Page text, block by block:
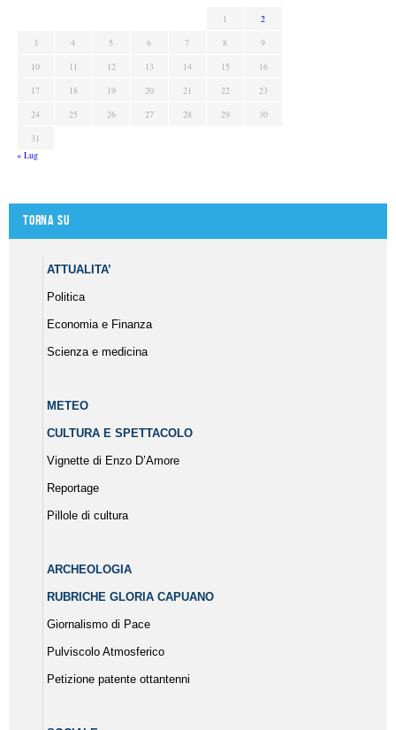
1
2
3
4 5 6 7 8
9
10
11 12 13 14 15
16
17
18 19 20 21 22
23
24
25 26 27 28 29
30
31
« Lug
Torna su
ATTUALITA’
Politica
Economia e Finanza
Scienza e medicina
METEO
CULTURA E SPETTACOLO
Vignette di Enzo D’Amore
Reportage
Pillole di cultura
ARCHEOLOGIA
RUBRICHE GLORIA CAPUANO
Giornalismo di Pace
Pulviscolo Atmosferico
Petizione patente ottantenni